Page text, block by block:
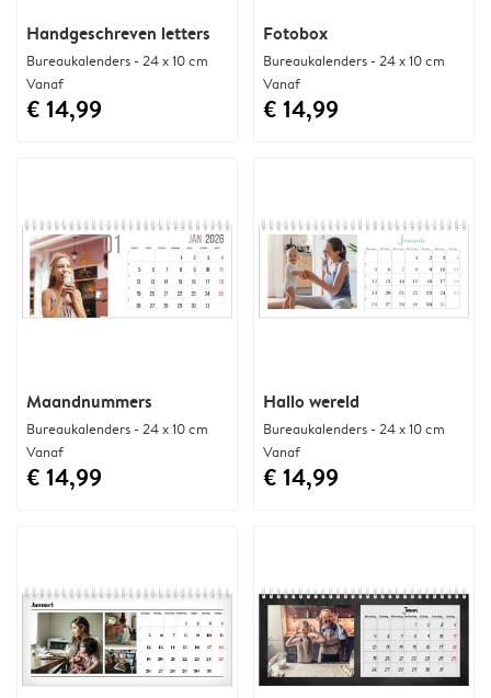
Handgeschreven letters
Bureaukalenders - 24 x 10 cm
Vanaf
€ 14,99
Fotobox
Bureaukalenders - 24 x 10 cm
Vanaf
€ 14,99
Maandnummers
Bureaukalenders - 24 x 10 cm
Vanaf
€ 14,99
Hallo wereld
Bureaukalenders - 24 x 10 cm
Vanaf
€ 14,99